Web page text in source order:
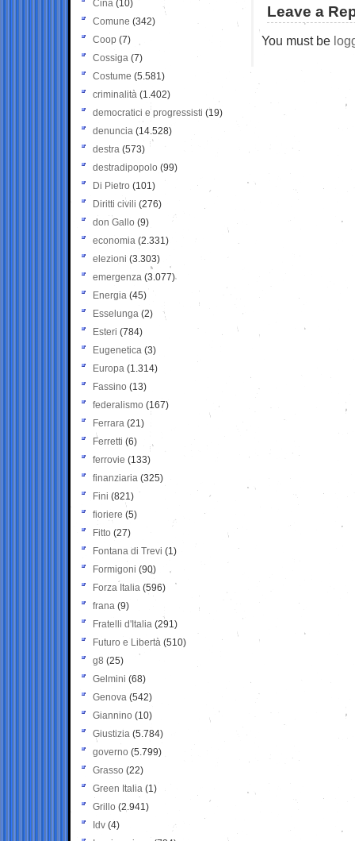
Leave a
You must be
Cina (10)
Comune (342)
Coop (7)
Cossiga (7)
Costume (5.581)
criminalità (1.402)
democratici e progressisti (19)
denuncia (14.528)
destra (573)
destradipopolo (99)
Di Pietro (101)
Diritti civili (276)
don Gallo (9)
economia (2.331)
elezioni (3.303)
emergenza (3.077)
Energia (45)
Esselunga (2)
Esteri (784)
Eugenetica (3)
Europa (1.314)
Fassino (13)
federalismo (167)
Ferrara (21)
Ferretti (6)
ferrovie (133)
finanziaria (325)
Fini (821)
fioriere (5)
Fitto (27)
Fontana di Trevi (1)
Formigoni (90)
Forza Italia (596)
frana (9)
Fratelli d'Italia (291)
Futuro e Libertà (510)
g8 (25)
Gelmini (68)
Genova (542)
Giannino (10)
Giustizia (5.784)
governo (5.799)
Grasso (22)
Green Italia (1)
Grillo (2.941)
Idv (4)